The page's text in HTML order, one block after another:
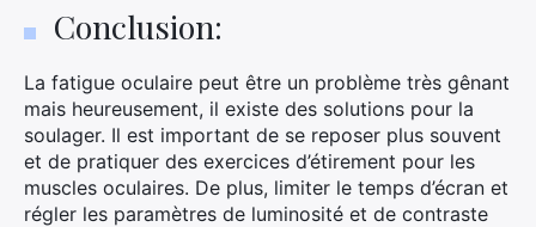
Conclusion:
La fatigue oculaire peut être un problème très gênant
mais heureusement, il existe des solutions pour la
soulager. Il est important de se reposer plus souvent
et de pratiquer des exercices d’étirement pour les
muscles oculaires. De plus, limiter le temps d’écran et
régler les paramètres de luminosité et de contraste